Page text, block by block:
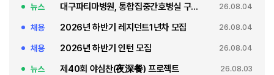
뉴스 대구파티마병원, 통합집중간호병실 구축 축복식 26.08.04
채용 2026년 하반기 레지던트1년차 모집 26.08.04
채용 2026년 하반기 인턴 모집 26.08.04
뉴스 제40회 야심찬(夜深餐) 프로젝트 26.08.03